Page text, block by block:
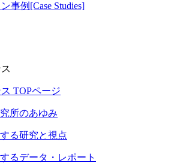
事例[Case Studies]
TOPページ
所のあゆみ
る研究と視点
るデータ・レポート